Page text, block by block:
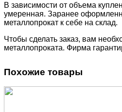
В зависимости от объема
умеренная. Заранее
металлопрокат к себе на склад.
Чтобы сделать заказ, вам
металлопроката. Фирма
Похожие товары